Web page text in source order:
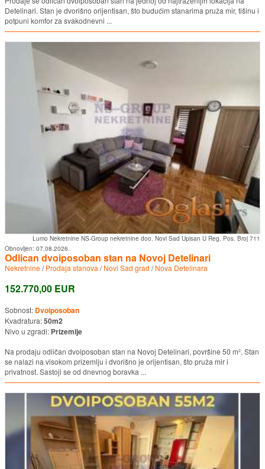
Detelinari. Stan je dvorišno orijentisan, što budućim stanarima pruža mir, tišinu i
potpuni komfor za svakodnevni ...
Lumo Nekretnine NS-Group nekretnine doo. Novi Sad Upisan U Reg. Pos. Broj 711
Obnovljen: 07.08.2026.
Odlican dvoiposoban stan na Novoj Detelinari
Nekretnine/Prodaja stanova /Novi Sad grad /Nova Detelinara
152.770,00 EUR
Sobnost: Dvoiposoban
Kvadratura:50m2
Nivo u zgradi: Prizemlje
Na prodaju odličan dvoiposoban stan na Novoj Detelinari, površine 50 m². Stan
se nalazi na visokom prizemlju i dvorišno je orijentisan, što pruža mir i
privatnost. Sastoji se od dnevnog boravka ...